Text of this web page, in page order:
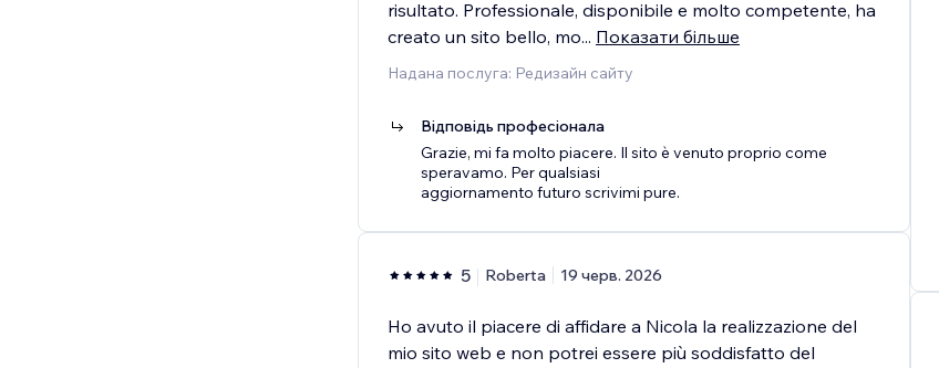
risultato. Professionale, disponibile e molto competente, ha
creato un sito bello, mo... Показати більше
Надана послуга: Редизайн сайту
Відповідь професіонала
Grazie, mi fa molto piacere. Il sito è venuto proprio come
speravamo. Per qualsiasi
aggiornamento futuro scrivimi pure.
5 Roberta 19 черв. 2026
Ho avuto il piacere di affidare a Nicola la realizzazione del
mio sito web e non potrei essere più soddisfatto del